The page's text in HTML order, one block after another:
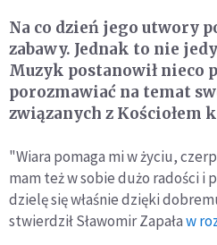
Na co dzień jego utwory
zabawy. Jednak to nie
Muzyk postanowił nieco
porozmawiać na temat
związanych z Kościołem
"Wiara pomaga mi w życiu,
mam też w sobie dużo radości
dzielę się właśnie dzięki
stwierdził Sławomir Zapaław